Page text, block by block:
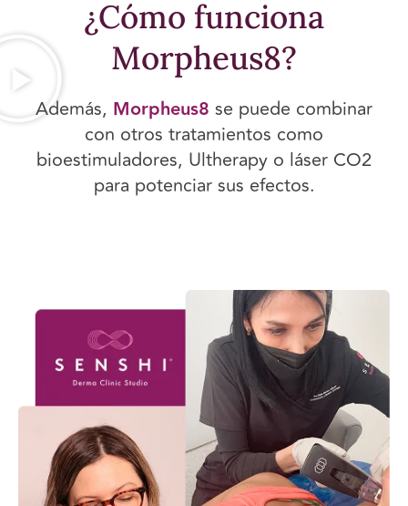
¿Cómo funciona
Morpheus8?
Además, Morpheus8 se puede combinar
con otros tratamientos como
bioestimuladores, Ultherapy o láser CO2
para potenciar sus efectos.